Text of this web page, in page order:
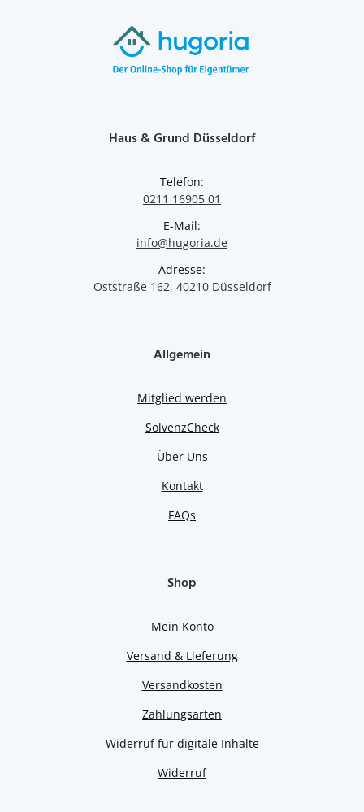
Haus & Grund Düsseldorf
Telefon:
0211 16905 01
E-Mail:
info@hugoria.de
Adresse:
Oststraße 162, 40210 Düsseldorf
Allgemein
Mitglied werden
SolvenzCheck
Über Uns
Kontakt
FAQs
Shop
Mein Konto
Versand & Lieferung
Versandkosten
Zahlungsarten
Widerruf für digitale Inhalte
Widerruf